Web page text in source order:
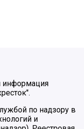
информация
по надзору в
и